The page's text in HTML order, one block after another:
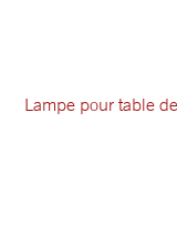
Lampe pour table